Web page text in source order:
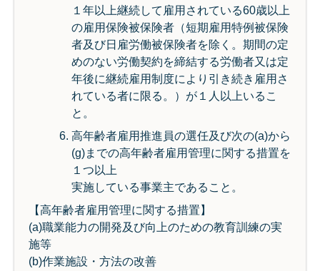
１年以上継続して雇用されている60歳以上
の雇用保険被保険者（短期雇用特例被保険
者及び日雇労働被保険者を除く。期間の定
めのない労働契約を締結する労働者又は定
年後に継続雇用制度により引き続き雇用さ
れている者に限る。）が１人以上いるこ
と。
高年齢者雇用推進員の選任及び次の(a)から
(g)までの高年齢者雇用管理に関する措置を
１つ以上
実施している事業主であること。
【高年齢者雇用管理に関する措置】
(a)職業能力の開発及び向上のための教育訓練の実
施等
(b)作業施設・方法の改善